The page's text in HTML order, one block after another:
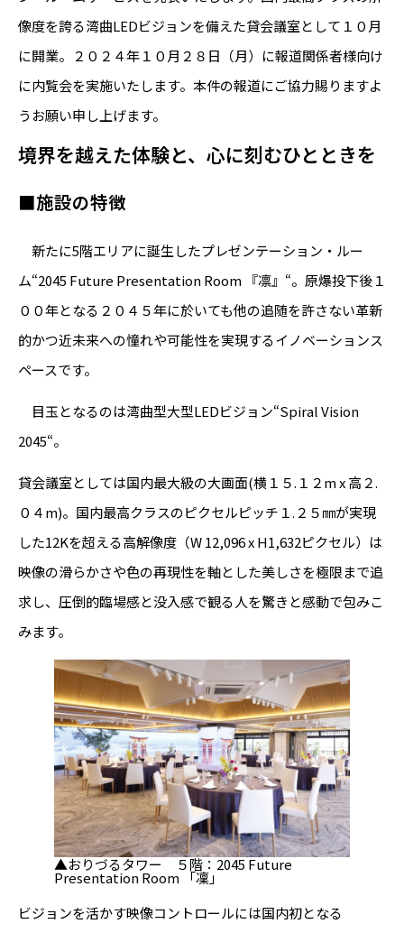
像度を誇る湾曲LEDビジョンを備えた貸会議室として１０月
に開業。２０２４年１０月２８日（月）に報道関係者様向け
に内覧会を実施いたします。本件の報道にご協力賜りますよ
うお願い申し上げます。
境界を越えた体験と、心に刻むひとときを
■施設の特徴
新たに5階エリアに誕生したプレゼンテーション・ルー
ム“2045 Future Presentation Room 『凛』“。原爆投下後１
００年となる２０４５年に於いても他の追随を許さない革新
的かつ近未来への憧れや可能性を実現するイノベーションス
ペースです。
目玉となるのは湾曲型大型LEDビジョン“Spiral Vision
2045“。
貸会議室としては国内最大級の大画面(横１５.１２m x 高２.
０４m)。国内最高クラスのピクセルピッチ１.２５㎜が実現
した12Kを超える高解像度（W 12,096 x H1,632ピクセル）は
映像の滑らかさや色の再現性を軸とした美しさを極限まで追
求し、圧倒的臨場感と没入感で観る人を驚きと感動で包みこ
みます。
▲おりづるタワー ５階：2045 Future
Presentation Room 「凜」
ビジョンを活かす映像コントロールには国内初となる